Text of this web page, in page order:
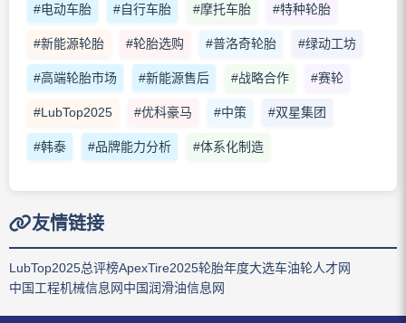
#电动车胎 #自行车胎 #摩托车胎 #特种轮胎
#新能源轮胎 #轮胎选购 #普洛奇轮胎 #绿动工坊
#高端轮胎市场 #新能源售后 #战略合作 #赛轮
#LubTop2025 #优科豪马 #中策 #双星集团
#韩泰 #品牌能力分析 #体系化制造
友情链接
LubTop2025总评榜ApexTire2025轮胎年度大选车油轮人才网
中国工程机械信息网中国润滑油信息网